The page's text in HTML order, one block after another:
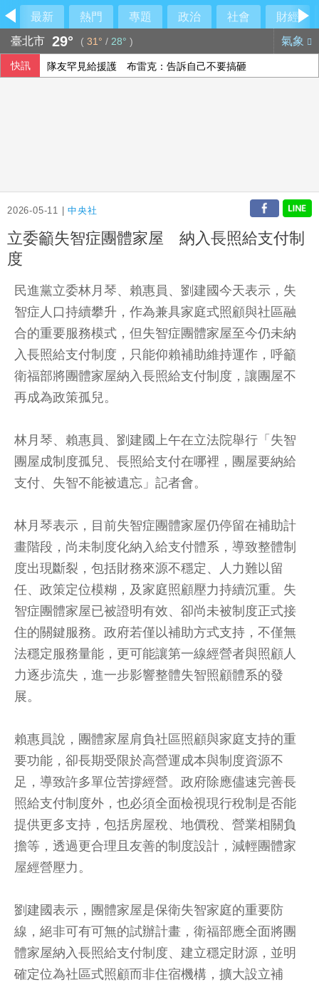
最新 熱門 專題 政治 社會
財經
臺北市 29° ( 31° / 28° ) 氣象
快訊 隊友罕見給援護 布雷克：告訴自己不要搞砸
2026-05-11 |中央社
立委籲失智症團體家屋 納入長照給支付制
度
民進黨立委林月琴、賴惠員、劉建國今天表示，失
智症人口持續攀升，作為兼具家庭式照顧與社區融
合的重要服務模式，但失智症團體家屋至今仍未納
入長照給支付制度，只能仰賴補助維持運作，呼籲
衛福部將團體家屋納入長照給支付制度，讓團屋不
再成為政策孤兒。
林月琴、賴惠員、劉建國上午在立法院舉行「失智
團屋成制度孤兒、長照給支付在哪裡，團屋要納給
支付、失智不能被遺忘」記者會。
林月琴表示，目前失智症團體家屋仍停留在補助計
畫階段，尚未制度化納入給支付體系，導致整體制
度出現斷裂，包括財務來源不穩定、人力難以留
任、政策定位模糊，及家庭照顧壓力持續沉重。失
智症團體家屋已被證明有效、卻尚未被制度正式接
住的關鍵服務。政府若僅以補助方式支持，不僅無
法穩定服務量能，更可能讓第一線經營者與照顧人
力逐步流失，進一步影響整體失智照顧體系的發
展。
賴惠員說，團體家屋肩負社區照顧與家庭支持的重
要功能，卻長期受限於高營運成本與制度資源不
足，導致許多單位苦撐經營。政府除應儘速完善長
照給支付制度外，也必須全面檢視現行稅制是否能
提供更多支持，包括房屋稅、地價稅、營業相關負
擔等，透過更合理且友善的制度設計，減輕團體家
屋經營壓力。
劉建國表示，團體家屋是保衛失智家庭的重要防
線，絕非可有可無的試辦計畫，衛福部應全面將團
體家屋納入長照給支付制度、建立穩定財源，並明
確定位為社區式照顧而非住宿機構，擴大設立補